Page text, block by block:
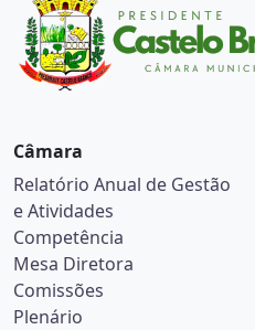
Câmara
Relatório Anual de Gestão
e Atividades
Competência
Mesa Diretora
Comissões
Plenário